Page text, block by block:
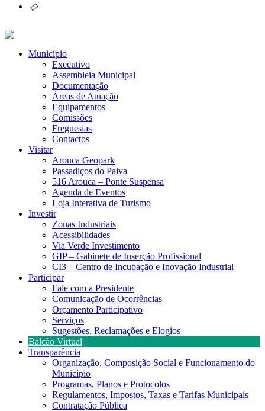
Município
Executivo
Assembleia Municipal
Documentação
Áreas de Atuação
Equipamentos
Comissões
Freguesias
Contactos
Visitar
Arouca Geopark
Passadiços do Paiva
516 Arouca – Ponte Suspensa
Agenda de Eventos
Loja Interativa de Turismo
Investir
Zonas Industriais
Acessibilidades
Via Verde Investimento
GIP – Gabinete de Inserção Profissional
CI3 – Centro de Incubação e Inovação Industrial
Participar
Fale com a Presidente
Comunicação de Ocorrências
Orçamento Participativo
Serviços
Sugestões, Reclamações e Elogios
Balcão Virtual
Transparência
Organização, Composição Social e Funcionamento do
Município
Programas, Planos e Protocolos
Regulamentos, Impostos, Taxas e Tarifas Municipais
Contratação Pública